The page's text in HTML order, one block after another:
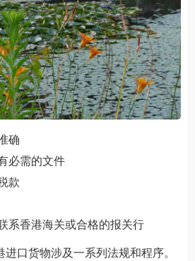
确
必需的文件
款
系香港海关或合格的报关行
口货物涉及一系列法规和程序。